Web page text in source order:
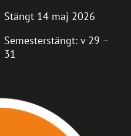
Stängt 14 maj 2026
Semesterstängt: v 29 –
31